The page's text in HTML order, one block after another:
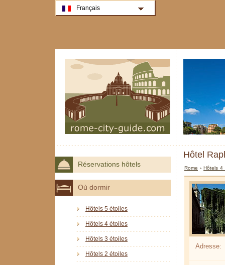
Hôtel
Rome ›Hôtels 4
Adresse:
Réservations hôtels
Où dormir
Hôtels 5 étoiles
Hôtels 4 étoiles
Hôtels 3 étoiles
Hôtels 2 étoiles
Français